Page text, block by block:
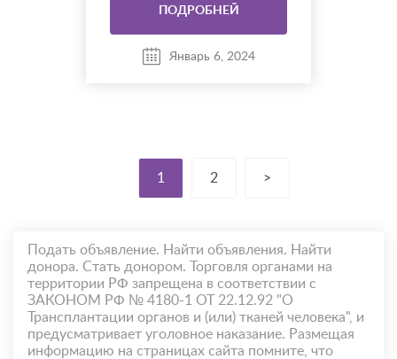
+79667853836
ПОДРОБНЕЙ
Январь 6, 2024
1 2 >
Подать объявление. Найти объявления. Найти
донора. Стать донором. Торговля органами на
территории РФ запрещена в соответствии с
ЗАКОНОМ РФ № 4180-1 ОТ 22.12.92 "О
Трансплантации органов и (или) тканей человека", и
предусматривает уголовное наказание. Размещая
информацию на страницах сайта помните, что